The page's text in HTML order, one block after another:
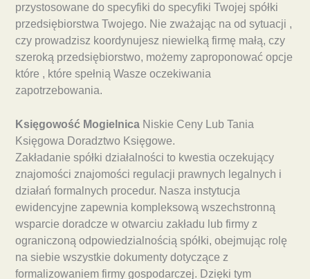
przystosowane do specyfiki do specyfiki Twojej spółki
przedsiębiorstwa Twojego. Nie zważając na od sytuacji ,
czy prowadzisz koordynujesz niewielką firmę małą, czy
szeroką przedsiębiorstwo, możemy zaproponować opcje
które , które spełnią Wasze oczekiwania
zapotrzebowania.
Księgowość Mogielnica Niskie Ceny Lub Tania
Księgowa Doradztwo Księgowe.
Zakładanie spółki działalności to kwestia oczekujący
znajomości znajomości regulacji prawnych legalnych i
działań formalnych procedur. Nasza instytucja
ewidencyjne zapewnia kompleksową wszechstronną
wsparcie doradcze w otwarciu zakładu lub firmy z
ograniczoną odpowiedzialnością spółki, obejmując rolę
na siebie wszystkie dokumenty dotyczące z
formalizowaniem firmy gospodarczej. Dzięki tym